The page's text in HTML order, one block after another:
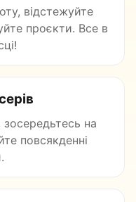
відстежуйте
проєкти. Все в
зосередьтесь на
повсякденні